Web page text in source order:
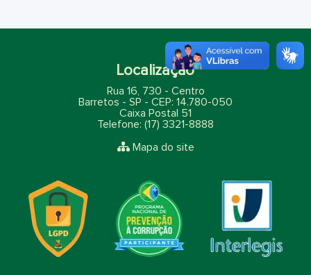
Localização
Rua 16, 730 - Centro
Barretos - SP - CEP: 14.780-050
Caixa Postal 51
Telefone: (17) 3321-8888
Mapa do site